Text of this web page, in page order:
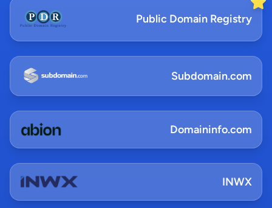
Public Domain Registry
Subdomain.com
Domaininfo.com
INWX